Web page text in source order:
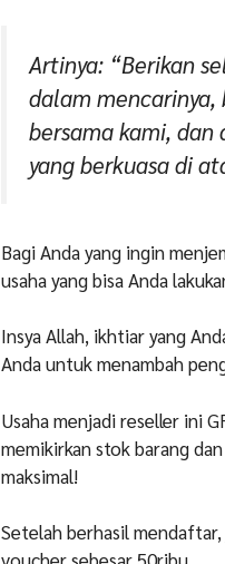
Artinya: “Berikan
dalam mencarinya,
bersama kami, dan
yang berkuasa di
Bagi Anda yang ingin
usaha yang bisa Anda
Insya Allah, ikhtiar yang
Anda untuk menambah
Usaha menjadi reseller ini
memikirkan stok barang
maksimal!
Setelah berhasil